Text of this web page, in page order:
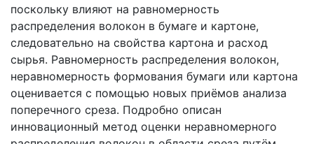
поскольку влияют на равномерность
распределения волокон в бумаге и картоне,
следовательно на свойства картона и расход
сырья. Равномерность распределения волокон,
неравномерность формования бумаги или картона
оценивается с помощью новых приёмов анализа
поперечного среза. Подробно описан
инновационный метод оценки неравномерного